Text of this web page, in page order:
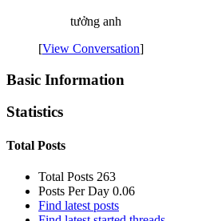
tưởng anh
[View Conversation]
Basic Information
Statistics
Total Posts
Total Posts 263
Posts Per Day 0.06
Find latest posts